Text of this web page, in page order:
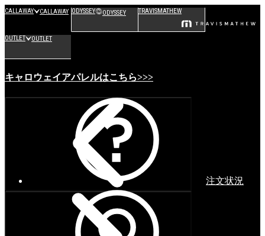
CALLAWAY CALLAWAY ODYSSEY ODYSSEY TRAVISMATHEW
OUTLET OUTLET
キャロウェイアパレルはこちら>>>
注文状況